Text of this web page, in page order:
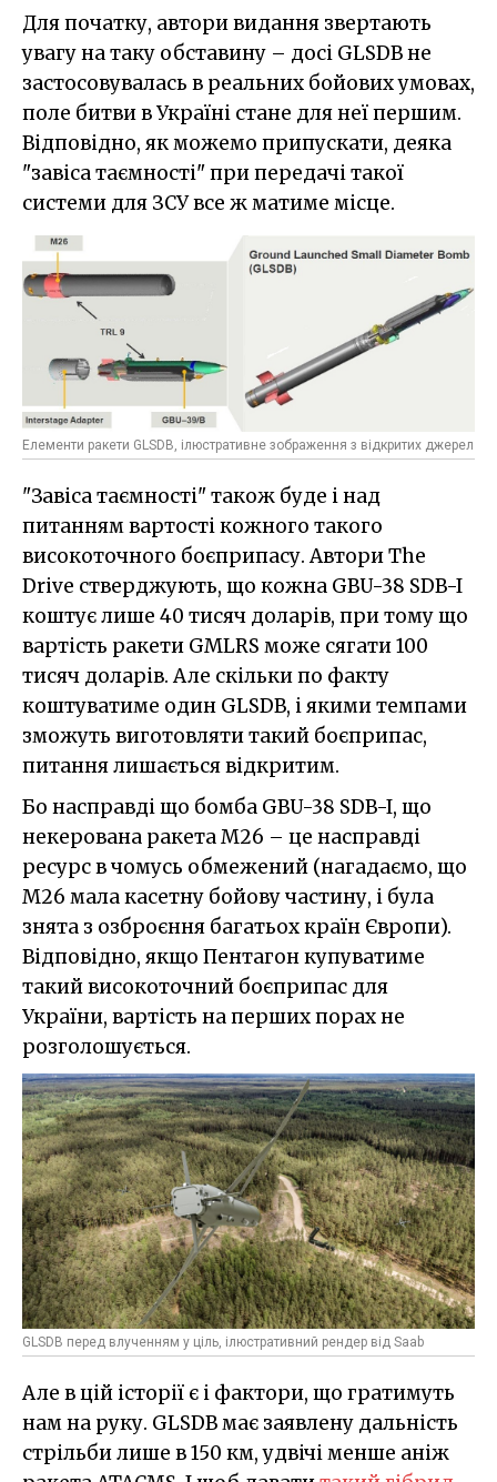
Для початку, автори видання звертають
увагу на таку обставину – досі GLSDB не
застосовувалась в реальних бойових умовах,
поле битви в Україні стане для неї першим.
Відповідно, як можемо припускати, деяка
"завіса таємності" при передачі такої
системи для ЗСУ все ж матиме місце.
Елементи ракети GLSDB, ілюстративне зображення з відкритих джерел
"Завіса таємності" також буде і над
питанням вартості кожного такого
високоточного боєприпасу. Автори The
Drive стверджують, що кожна GBU-38 SDB-I
коштує лише 40 тисяч доларів, при тому що
вартість ракети GMLRS може сягати 100
тисяч доларів. Але скільки по факту
коштуватиме один GLSDB, і якими темпами
зможуть виготовляти такий боєприпас,
питання лишається відкритим.
Бо насправді що бомба GBU-38 SDB-I, що
некерована ракета M26 – це насправді
ресурс в чомусь обмежений (нагадаємо, що
M26 мала касетну бойову частину, і була
знята з озброєння багатьох країн Європи).
Відповідно, якщо Пентагон купуватиме
такий високоточний боєприпас для
України, вартість на перших порах не
розголошується.
GLSDB перед влученням у ціль, ілюстративний рендер від Saab
Але в цій історії є і фактори, що гратимуть
нам на руку. GLSDB має заявлену дальність
стрільби лише в 150 км, удвічі менше аніж